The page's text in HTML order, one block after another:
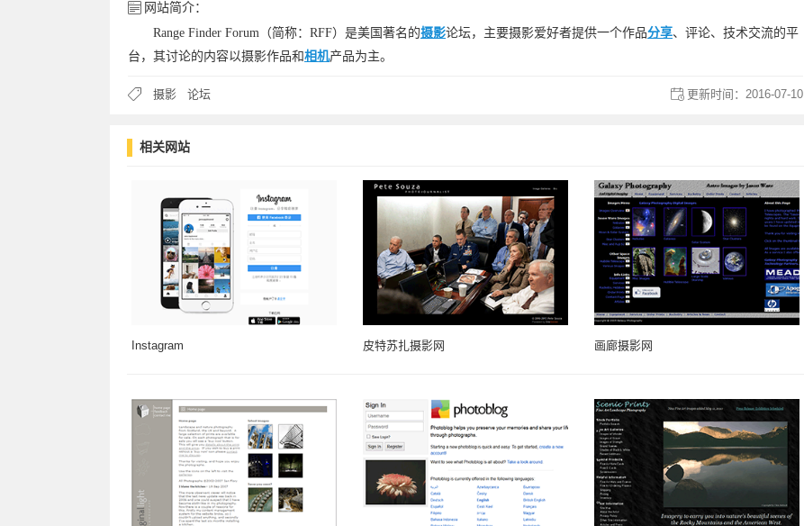
网站简介：
Range Finder Forum（简称：RFF）是美国著名的摄影论坛，主要摄影爱好者提供一个作品分享、评论、技术交流的平
台，其讨论的内容以摄影作品和相机产品为主。
摄影 论坛 更新时间： 2016-07-10
相关网站
Instagram 皮特苏扎摄影网 画廊摄影网